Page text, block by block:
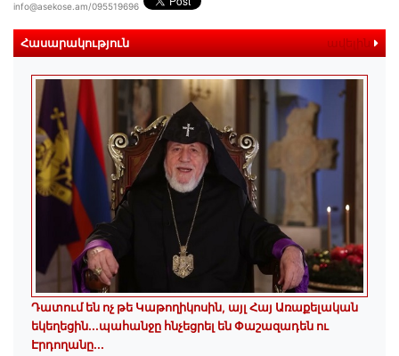
info@asekose.am/095519696
Հասարակություն ավելին
Դատում են ոչ թե Կաթողիկոսին, այլ Հայ Առաքելական
եկեղեցին․․․պահանջը հնչեցրել են Փաշազադեն ու
Էրդողանը․․․